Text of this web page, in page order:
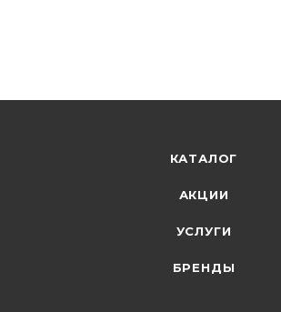
КАТАЛОГ
АКЦИИ
УСЛУГИ
БРЕНДЫ